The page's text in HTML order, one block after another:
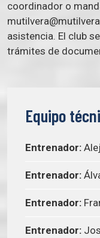
coordinador o
asistencia. El club
trámites de
Equipo
Entrenador:
Entrenador:
Entrenador:
Entrenador: